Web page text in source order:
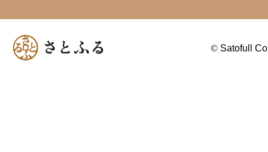
© Satofull